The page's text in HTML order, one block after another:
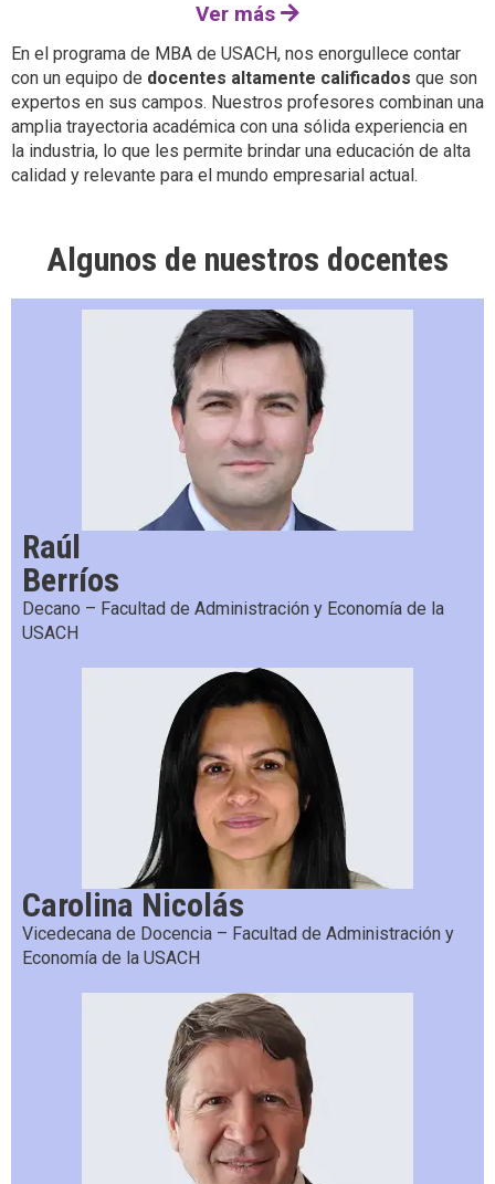
Ver más
En el programa de MBA de USACH, nos enorgullece contar
con un equipo de docentes altamente calificados que son
expertos en sus campos. Nuestros profesores combinan una
amplia trayectoria académica con una sólida experiencia en
la industria, lo que les permite brindar una educación de alta
calidad y relevante para el mundo empresarial actual.
Algunos de nuestros docentes
Raúl
Berríos
Decano – Facultad de Administración y Economía de la
USACH
Carolina Nicolás
Vicedecana de Docencia – Facultad de Administración y
Economía de la USACH